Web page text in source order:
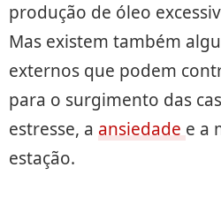
produção de óleo
Mas existem também
externos que podem
para o surgimento das
estresse, a ansiedade e a
estação.